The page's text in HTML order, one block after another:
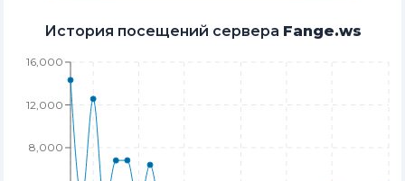
История посещений сервера Fange.ws
8,000
12,000
16,000